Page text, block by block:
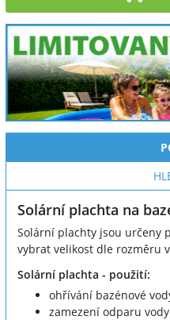
Solární plachta na
Solární plachty jsou určeny
vybrat velikost dle rozměru
Solární plachta - použití:
ohřívání bazénové
zamezení odparu